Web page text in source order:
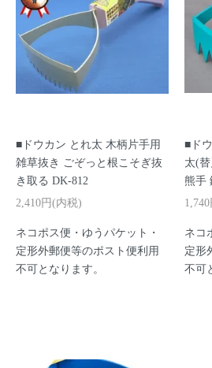
■ドウカン とれ太 木柄片手用
雑草抜き ごぞっと根こそぎ抜
き取る DK-812
2,410円(内税)
ネコポス便・ゆうパケット・
定形外郵便等のポスト便利用
不可となります。
■ド
太(
熊手
ネコ
定形
不可